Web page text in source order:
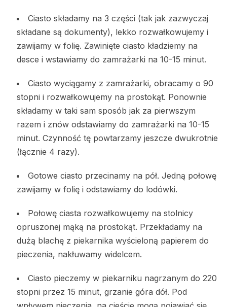
Ciasto składamy na 3 części (tak jak zazwyczaj
składane są dokumenty), lekko rozwałkowujemy i
zawijamy w folię. Zawinięte ciasto kładziemy na
desce i wstawiamy do zamrażarki na 10-15 minut.
Ciasto wyciągamy z zamrażarki, obracamy o 90
stopni i rozwałkowujemy na prostokąt. Ponownie
składamy w taki sam sposób jak za pierwszym
razem i znów odstawiamy do zamrażarki na 10-15
minut. Czynność tę powtarzamy jeszcze dwukrotnie
(łącznie 4 razy).
Gotowe ciasto przecinamy na pół. Jedną połowę
zawijamy w folię i odstawiamy do lodówki.
Połowę ciasta rozwałkowujemy na stolnicy
opruszonej mąką na prostokąt. Przekładamy na
dużą blachę z piekarnika wyścieloną papierem do
pieczenia, nakłuwamy widelcem.
Ciasto pieczemy w piekarniku nagrzanym do 220
stopni przez 15 minut, grzanie góra dół. Pod